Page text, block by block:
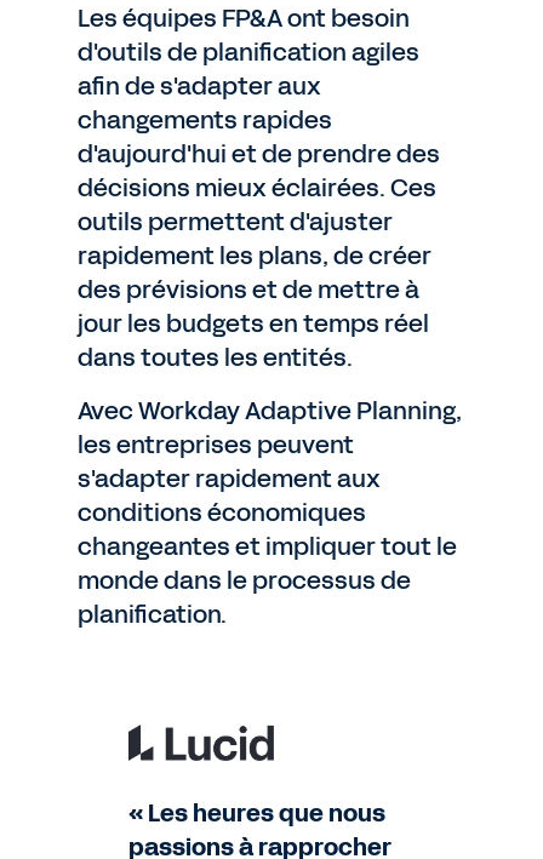
Les équipes FP&A ont besoin
d'outils de planification agiles
afin de s'adapter aux
changements rapides
d'aujourd'hui et de prendre des
décisions mieux éclairées. Ces
outils permettent d'ajuster
rapidement les plans, de créer
des prévisions et de mettre à
jour les budgets en temps réel
dans toutes les entités.
Avec Workday Adaptive Planning,
les entreprises peuvent
s'adapter rapidement aux
conditions économiques
changeantes et impliquer tout le
monde dans le processus de
planification.
« Les heures que nous
passions à rapprocher